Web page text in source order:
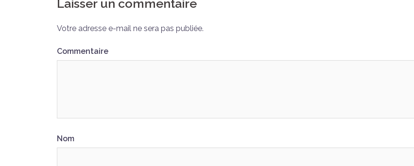
Laisser un commentaire
Votre adresse e-mail ne sera pas publiée.
Commentaire
Nom